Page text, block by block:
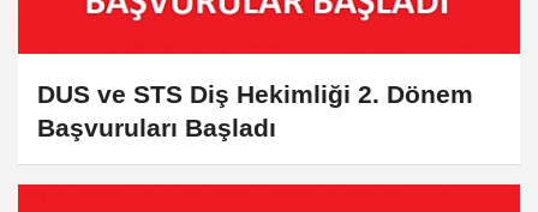
DUS ve STS Diş Hekimliği 2. Dönem
Başvuruları Başladı